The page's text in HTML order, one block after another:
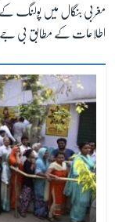
مغربی بنگال میں پولنگ کے
اطلاعات کے مطابق بی جے پی